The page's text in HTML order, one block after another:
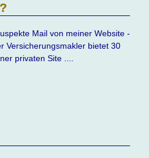
Mail von meiner Website -
Versicherungsmakler bietet 30
privaten Site ....